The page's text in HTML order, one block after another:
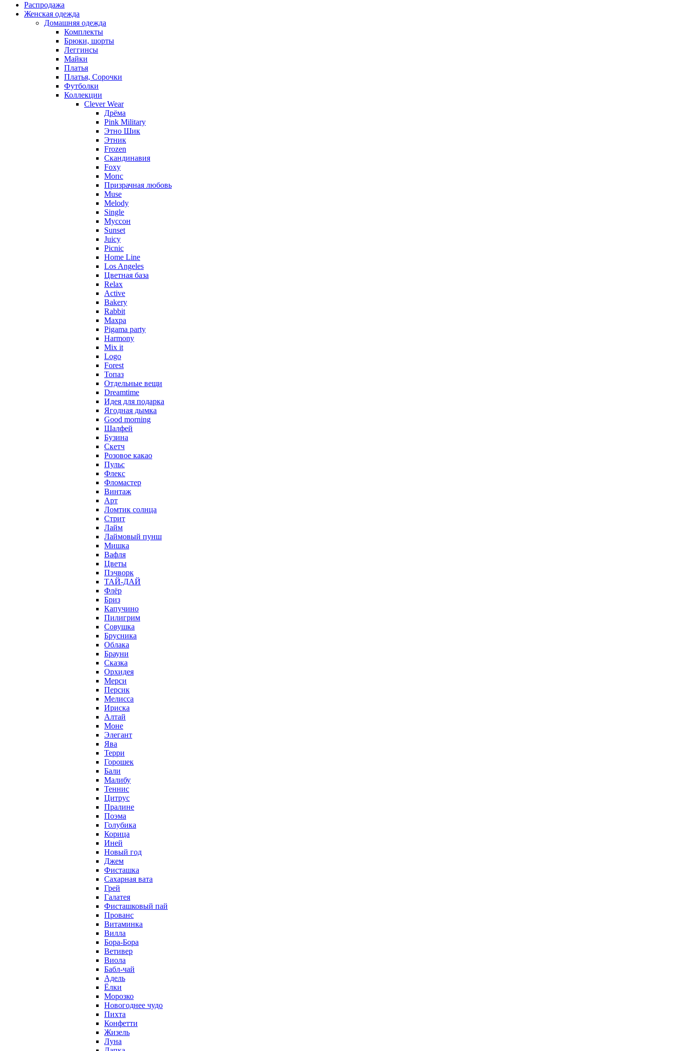
Распродажа
Женская одежда
Домашняя одежда
Комплекты
Брюки, шорты
Леггинсы
Майки
Платья
Платья, Сорочки
Футболки
Коллекции
Clever Wear
Дрёма
Pink Military
Этно Шик
Этник
Frozen
Скандинавия
Foxy
Мопс
Призрачная любовь
Muse
Melody
Single
Муссон
Sunset
Juicy
Picnic
Home Line
Los Angeles
Цветная база
Relax
Active
Bakery
Rabbit
Махра
Pigama party
Harmony
Mix it
Logo
Forest
Топаз
Отдельные вещи
Dreamtime
Идея для подарка
Ягодная дымка
Good morning
Шалфей
Бузина
Скетч
Розовое какао
Пульс
Флекс
Фломастер
Винтаж
Арт
Ломтик солнца
Стрит
Лайм
Лаймовый пунш
Мишка
Вафля
Цветы
Пэчворк
ТАЙ-ДАЙ
Флёр
Бриз
Капучино
Пилигрим
Совушка
Брусника
Облака
Брауни
Сказка
Орхидея
Мерси
Персик
Мелисса
Ириска
Алтай
Моне
Элегант
Ява
Терри
Горошек
Бали
Малибу
Теннис
Цитрус
Пралине
Поэма
Голубика
Корица
Иней
Новый год
Джем
Фисташка
Сахарная вата
Грей
Галатея
Фисташковый пай
Прованс
Витаминка
Вилла
Бора-Бора
Ветивер
Виола
Бабл-чай
Адель
Ёлки
Морозко
Новогоднее чудо
Пихта
Конфетти
Жизель
Луна